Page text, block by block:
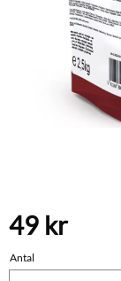
49 kr
Antal